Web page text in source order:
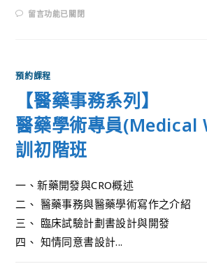
留言功能已關閉
預約課程
【醫藥事務系列】
醫藥學術專員
訓初階班
一、新藥開發與CRO概述
二、 醫藥事務與醫藥學術寫作之介紹
三、 臨床試驗計劃書設計與開發
四、 知情同意書設計...